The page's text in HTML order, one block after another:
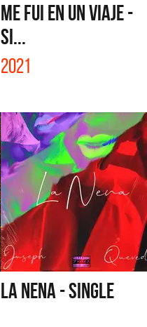
ME FUI EN UN VIAJE -
SI...
2021
LA NENA - SINGLE